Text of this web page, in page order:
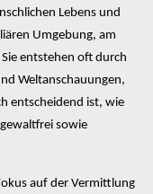
Lebens und
Umgebung, am
entstehen oft durch
Weltanschauungen,
entscheidend ist, wie
sowie
auf der Vermittlung